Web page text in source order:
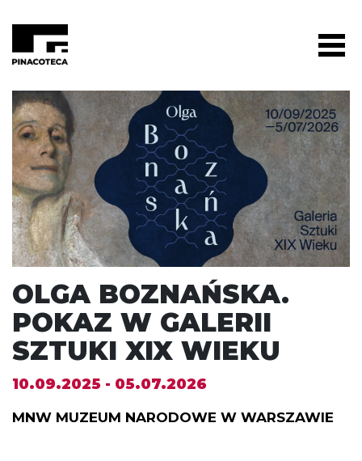
OLGA BOZNAŃSKA.
POKAZ W GALERII
SZTUKI XIX WIEKU
10.09.2025 - 05.07.2026
MNW MUZEUM NARODOWE W WARSZAWIE